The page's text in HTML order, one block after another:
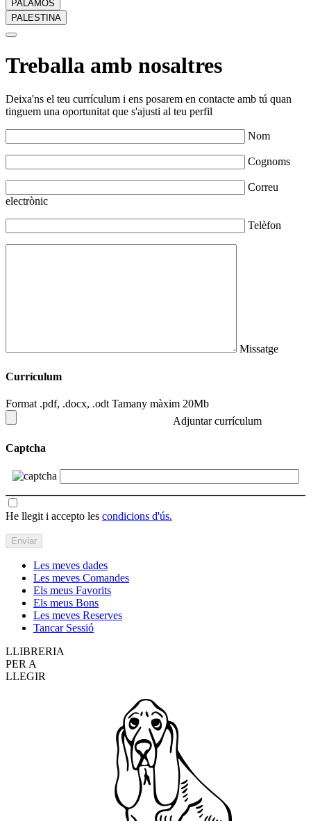
PALAMÓS
PALESTINA
Treballa amb nosaltres
Deixa'ns el teu currículum i ens posarem en contacte amb tú quan
tinguem una oportunitat que s'ajusti al teu perfil
Nom
Cognoms
Correu
electrònic
Telèfon
Missatge
Currículum
Format .pdf, .docx, .odt Tamany màxim 20Mb
Adjuntar currículum
Captcha
He llegit i accepto les condicions d'ús.
Les meves dades
Les meves Comandes
Els meus Favorits
Els meus Bons
Les meves Reserves
Tancar Sessió
LLIBRERIA
PER A
LLEGIR